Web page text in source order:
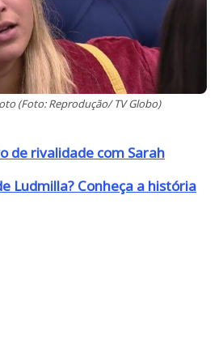
(Foto: Reprodução/ TV Globo)
de rivalidade com Sarah
Ludmilla? Conheça a história